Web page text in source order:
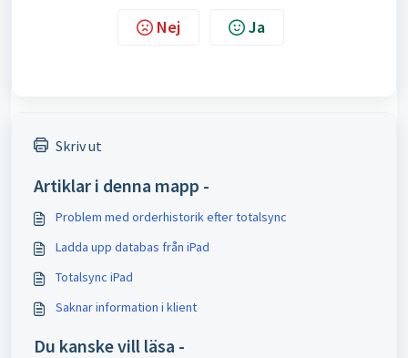
Nej Ja
Skriv ut
Artiklar i denna mapp -
Problem med orderhistorik efter totalsync
Ladda upp databas från iPad
Totalsync iPad
Saknar information i klient
Du kanske vill läsa -